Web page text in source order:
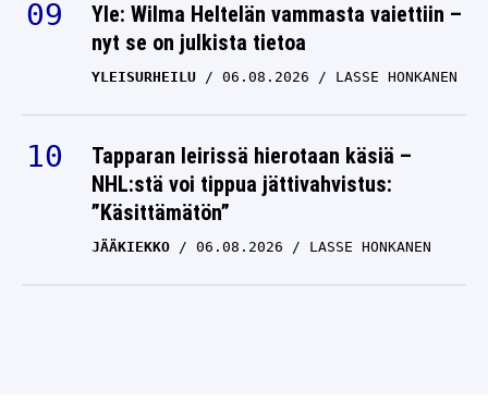
Yle: Wilma Heltelän vammasta vaiettiin –
nyt se on julkista tietoa
YLEISURHEILU 06.08.2026 LASSE HONKANEN
Tapparan leirissä hierotaan käsiä –
NHL:stä voi tippua jättivahvistus:
”Käsittämätön”
JÄÄKIEKKO 06.08.2026 LASSE HONKANEN